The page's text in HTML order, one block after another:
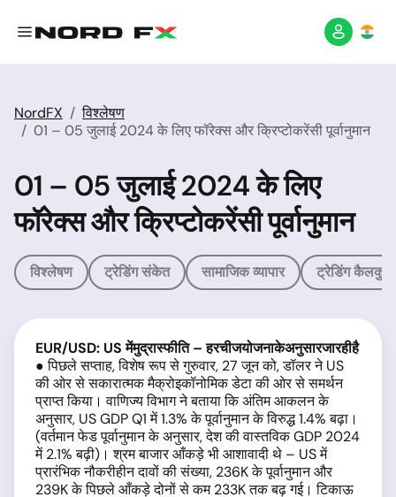
NordFX
विश्लेषण
01 – 05 जुलाई 2024 के लिए फॉरेक्स और क्रिप्टोकरेंसी पूर्वानुमान
01 – 05 जुलाई 2024 के लिए
फॉरेक्स और क्रिप्टोकरेंसी पूर्वानुमान
विश्लेषण ट्रेडिंग संकेत सामाजिक व्यापार ट्रेडिंग
EUR/USD: USमेंमुद्रास्फीति–हरचीजयोजनाकेअनुसारजारहीहै
● पिछले सप्ताह, विशेष रूप से गुरुवार, 27 जून को, डॉलर ने US
की ओर से सकारात्मक मैक्रोइकॉनोमिक डेटा की ओर से समर्थन
प्राप्त किया। वाणिज्य विभाग ने बताया कि अंतिम आकलन के
अनुसार, US GDP Q1 में 1.3% के पूर्वानुमान के विरुद्ध 1.4% बढ़ा।
(वर्तमान फेड पूर्वानुमान के अनुसार, देश की वास्तविक GDP 2024
में 2.1% बढ़ी)। श्रम बाजार आँकड़े भी आशावादी थे – US में
प्रारंभिक नौकरीहीन दावों की संख्या, 236K के पूर्वानुमान और
239K के पिछले आँकड़े दोनों से कम 233K तक बढ़ गई। टिकाऊ